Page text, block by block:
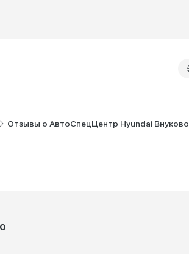
Отзывы о АвтоСпецЦентр Hyundai Внуково